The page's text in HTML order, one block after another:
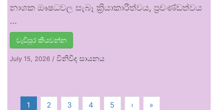
නාශක ඖෂධවල සැබෑ ක්‍රියාකාරීත්වය, ප්‍රචණ්ඩත්වය
…
වැඩිපුර කියවන්න
July 15, 2026 / විනිවිද සායනය
1 2 3 4 5 › »